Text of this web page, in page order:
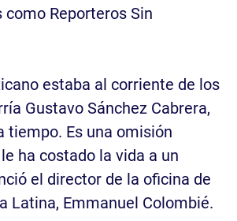
Reporteros Sin
estaba al corriente de los
Gustavo Sánchez Cabrera,
tiempo. Es una omisión
ha costado la vida a un
el director de la oficina de
Latina, Emmanuel Colombié.